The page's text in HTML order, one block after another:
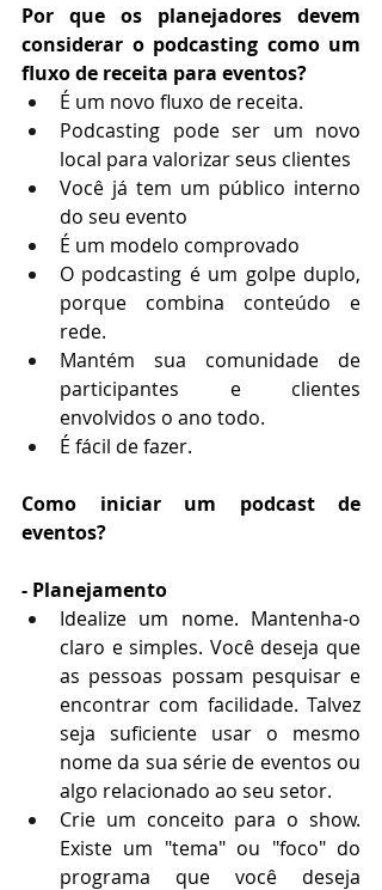
Por que os planejadores devem
considerar o podcasting como um
fluxo de receita para eventos?
É um novo fluxo de receita.
Podcasting pode ser um novo
local para valorizar seus clientes
Você já tem um público interno
do seu evento
É um modelo comprovado
O podcasting é um golpe duplo,
porque combina conteúdo e
rede.
Mantém sua comunidade de
participantes e clientes
envolvidos o ano todo.
É fácil de fazer.
Como iniciar um podcast de
eventos?
- Planejamento
Idealize um nome. Mantenha-o
claro e simples. Você deseja que
as pessoas possam pesquisar e
encontrar com facilidade. Talvez
seja suficiente usar o mesmo
nome da sua série de eventos ou
algo relacionado ao seu setor.
Crie um conceito para o show.
Existe um "tema" ou "foco" do
programa que você deseja